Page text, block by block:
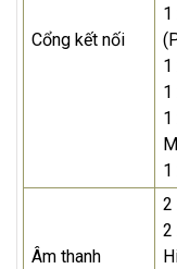
Cổng kết nối
1
1
1
1
1
Âm thanh
2
2